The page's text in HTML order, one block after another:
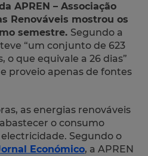
APREN – Associação
Renováveis mostrou os
semestre. Segundo a
“um conjunto de 623
o que equivale a 26 dias”
proveio apenas de fontes
as energias renováveis
o consumo
Segundo o
Económico, a APREN